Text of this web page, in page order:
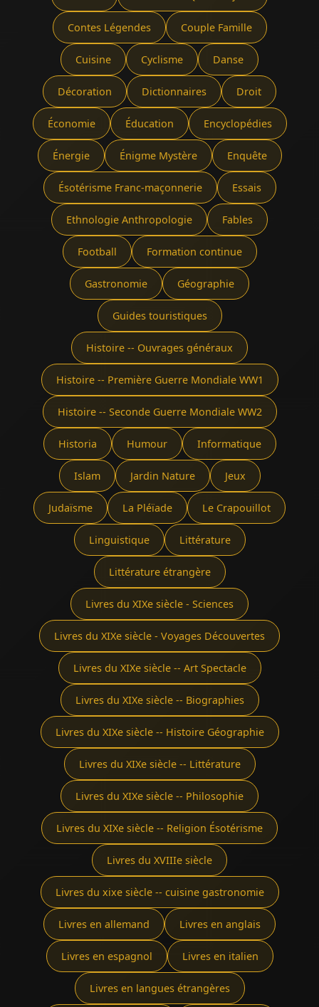
Contes Légendes Couple Famille
Cuisine Cyclisme Danse
Décoration Dictionnaires Droit
Économie Éducation Encyclopédies
Énergie Énigme Mystère Enquête
Ésotérisme Franc-maçonnerie Essais
Ethnologie Anthropologie Fables
Football Formation continue
Gastronomie Géographie
Guides touristiques
Histoire -- Ouvrages généraux
Histoire -- Première Guerre Mondiale WW1
Histoire -- Seconde Guerre Mondiale WW2
Historia Humour Informatique
Islam Jardin Nature Jeux
Judaïsme La Pléïade Le Crapouillot
Linguistique Littérature
Littérature étrangère
Livres du XIXe siècle - Sciences
Livres du XIXe siècle - Voyages Découvertes
Livres du XIXe siècle -- Art Spectacle
Livres du XIXe siècle -- Biographies
Livres du XIXe siècle -- Histoire Géographie
Livres du XIXe siècle -- Littérature
Livres du XIXe siècle -- Philosophie
Livres du XIXe siècle -- Religion Ésotérisme
Livres du XVIIIe siècle
Livres du xixe siècle -- cuisine gastronomie
Livres en allemand Livres en anglais
Livres en espagnol Livres en italien
Livres en langues étrangères